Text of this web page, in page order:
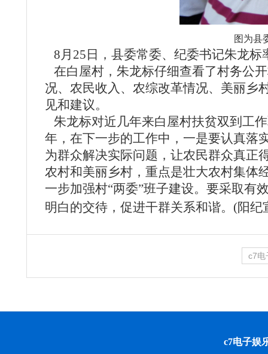
图为县
8月25日， 县委常委、纪委书记朱龙
在白屋村，朱龙标仔细查看了村务公
况、农民收入、农综改革情况、美丽乡
见和建议。
朱龙标对近几年来白屋村扶贫双到工
年，在下一步的工作中，一是要认真落
为群众解决实际问题，让农民群众真正
农村和美丽乡村，重点是壮大农村集体
一步加强村“两委”班子建设。要采取有
明白的交待，促进干群关系和谐。 (阳纪
c7电
c7电子娱